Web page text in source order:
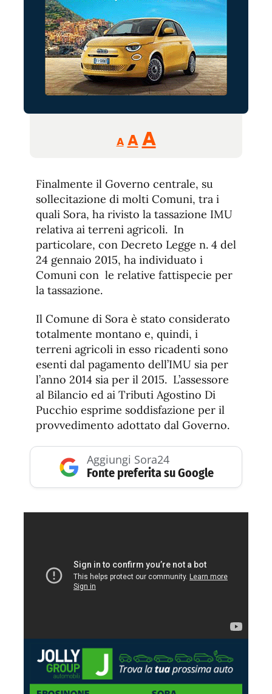
A
Reducir
tamaño
A Restablecer
fuente
AAumentar
de
fuente.
Finalmente il Governo centrale, su
sollecitazione di molti Comuni, tra i
quali Sora, ha rivisto la tassazione IMU
relativa ai terreni agricoli. In
particolare, con Decreto Legge n. 4 del
24 gennaio 2015, ha individuato i
Comuni con le relative fattispecie per
la tassazione.
Il Comune di Sora è stato considerato
totalmente montano e, quindi, i
terreni agricoli in esso ricadenti sono
esenti dal pagamento dell’IMU sia per
l’anno 2014 sia per il 2015. L’assessore
al Bilancio ed ai Tributi Agostino Di
Pucchio esprime soddisfazione per il
provvedimento adottato dal Governo.
Aggiungi Sora24
Fonte preferita su Google